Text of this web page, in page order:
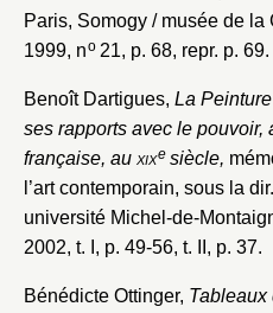
Paris, Somogy / musée de la
1999, no21, p. 68, repr. p. 69.
Benoît Dartigues, La
ses rapports avec le pouvoir,
française, au xixesiècle,
l’art contemporain, sous la
université Michel-de-
2002, t. I, p. 49-56, t. II, p. 37.
Bénédicte Ottinger, Tableaux